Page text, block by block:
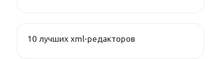
10 лучших xml-редакторов